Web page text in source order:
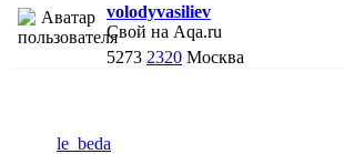
volodyvasiliev
Свой на Aqa.ru
5273 2320 Москва
le_beda